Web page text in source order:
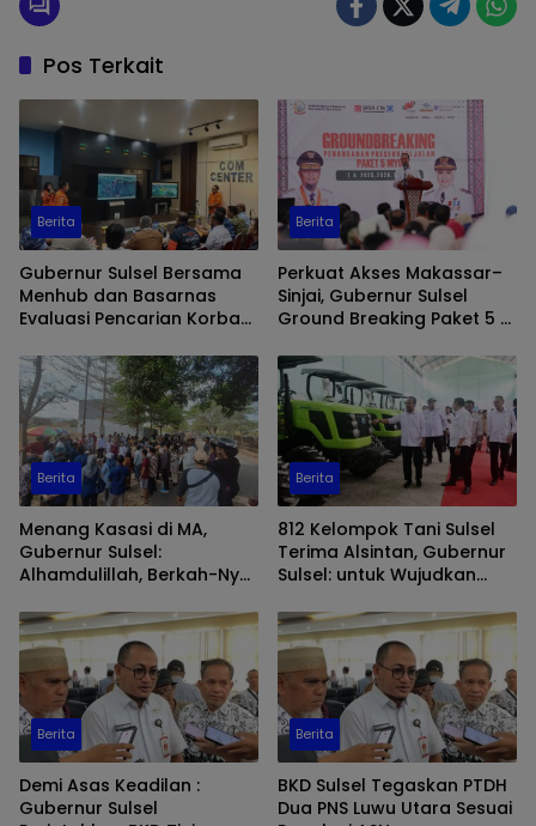
Pos Terkait
Berita
Gubernur Sulsel Bersama
Menhub dan Basarnas
Evaluasi Pencarian Korban
Berita
Perkuat Akses Makassar–
Sinjai, Gubernur Sulsel
Ground Breaking Paket 5 di
Bone
Berita
Menang Kasasi di MA,
Gubernur Sulsel:
Alhamdulillah, Berkah-Nya
Berita
812 Kelompok Tani Sulsel
Terima Alsintan, Gubernur
Sulsel: untuk Wujudkan
Berita
Demi Asas Keadilan :
Gubernur Sulsel
Berita
BKD Sulsel Tegaskan PTDH
Dua PNS Luwu Utara Sesuai